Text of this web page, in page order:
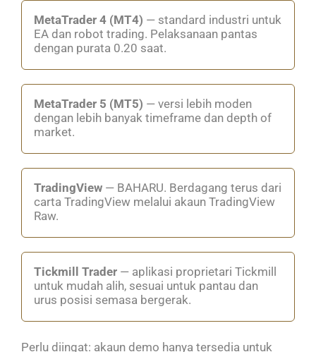
MetaTrader 4 (MT4) — standard industri untuk
EA dan robot trading. Pelaksanaan pantas
dengan purata 0.20 saat.
MetaTrader 5 (MT5) — versi lebih moden
dengan lebih banyak timeframe dan depth of
market.
TradingView— BAHARU. Berdagang terus dari
carta TradingView melalui akaun TradingView
Raw.
Tickmill Trader— aplikasi proprietari Tickmill
untuk mudah alih, sesuai untuk pantau dan
urus posisi semasa bergerak.
Perlu diingat: akaun demo hanya tersedia untuk